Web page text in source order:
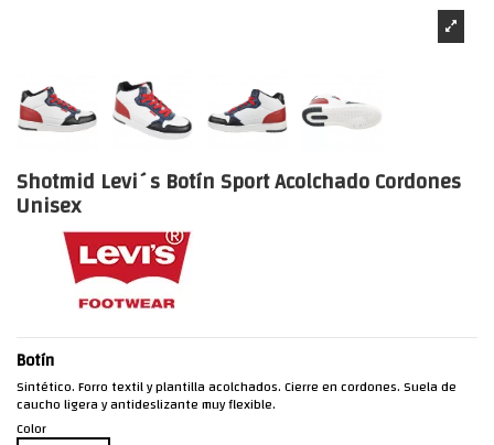
Shotmid Levi´s Botín Sport Acolchado Cordones
Unisex
Botín
Sintético. Forro textil y plantilla acolchados. Cierre en cordones. Suela de
caucho ligera y antideslizante muy flexible.
Color